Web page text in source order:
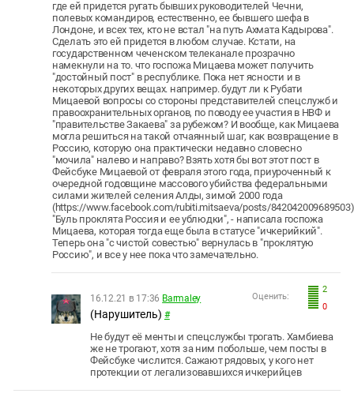
где ей придется ругать бывших руководителей Чечни,
полевых командиров, естественно, ее бывшего шефа в
Лондоне, и всех тех, кто не встал "на путь Ахмата Кадырова".
Сделать это ей придется в любом случае. Кстати, на
государственном чеченском телеканале прозрачно
намекнули на то. что госпожа Мицаева может получить
"достойный пост" в республике. Пока нет ясности и в
некоторых других вещах. например. будут ли к Рубати
Мицаевой вопросы со стороны представителей спецслужб и
правоохранительных органов, по поводу ее участия в НВФ и
"правительстве Закаева" за рубежом? И вообще, как Мицаева
могла решиться на такой отчаянный шаг, как возвращение в
Россию, которую она практически недавно словесно
"мочила" налево и направо? Взять хотя бы вот этот пост в
Фейсбуке Мицаевой от февраля этого года, приуроченный к
очередной годовщине массового убийства федеральными
силами жителей селения Алды, зимой 2000 года
(https://www.facebook.com/rubiti.mitsaeva/posts/
"Буль проклята Россия и ее ублюдки", - написала госпожа
Мицаева, которая тогда еще была в статусе "ичкерийкий".
Теперь она "с чистой совестью" вернулась в "проклятую
Россию", и все у нее пока что замечательно.
2
0
Оценить:
16.12.21 в 17:36 Barmaley
(Нарушитель) #
Не будут её менты и спецслужбы трогать. Хамбиева
же не трогают, хотя за ним побольше, чем посты в
Фейсбуке числится. Сажают рядовых, у кого нет
протекции от легализовавшихся ичкерийцев